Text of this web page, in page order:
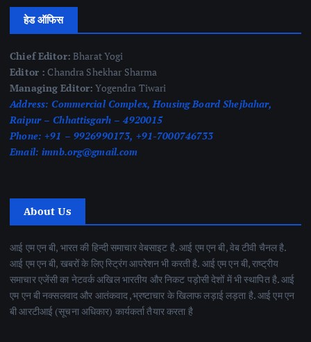
हेड ऑफिस
Chief Editor: Bharat Yogi
Editor : Chandra Shekhar Sharma
Managing Editor: Yogendra Tiwari
Address: Commercial Complex, Housing Board Shejbahar,
Raipur – Chhattisgarh – 4920015
Phone: +91 – 9926990173, +91-7000746733
Email: imnb.org@gmail.com
About Us
आई एम एन बी, भारत की हिन्दी समाचार वेबसाइट है. आई एम एन बी, वेब टीवी चैनल है.
आई एम एन बी, खबरों के लिए स्ट्रिंग आपरेशन भी करती है. आई एम एन बी, राष्ट्रीय
समाचार एजेंसी का नेटवर्क अखिल भारतीय और निकट पड़ोसी देशों में भी स्थापित है. आई
एम एन बी नक्सलवाद और आतंकवाद ,भ्रष्टाचार के खिलाफ लड़ाई लड़ता है. आई एम एन
बी आरटीआई (सूचना अधिकार) कार्यकर्ता तैयार करता है